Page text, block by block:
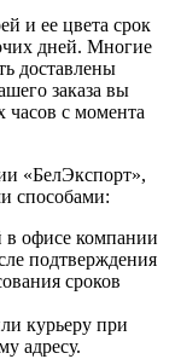
и ее цвета срок
дней. Многие
доставлены
заказа вы
часов с момента
«БелЭкспорт»,
способами:
в офисе компании
подтверждения
сроков
курьеру при
адресу.